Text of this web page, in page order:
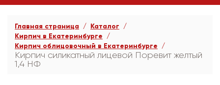
Главная страница
Каталог
Кирпич в Екатеринбурге
Кирпич облицовочный в Екатеринбурге
Кирпич силикатный лицевой Поревит желтый
1,4 НФ